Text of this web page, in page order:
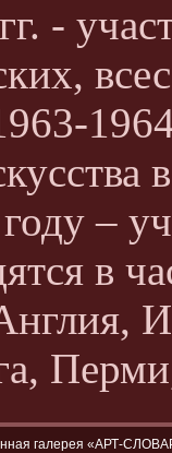
-
–
в
галерея «АРТ-